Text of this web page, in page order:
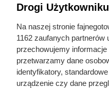
Drogi
Na naszej stronie
1162 zaufanych
przechowujemy
przetwarzamy dane
identyfikatory,
urządzenie czy dane